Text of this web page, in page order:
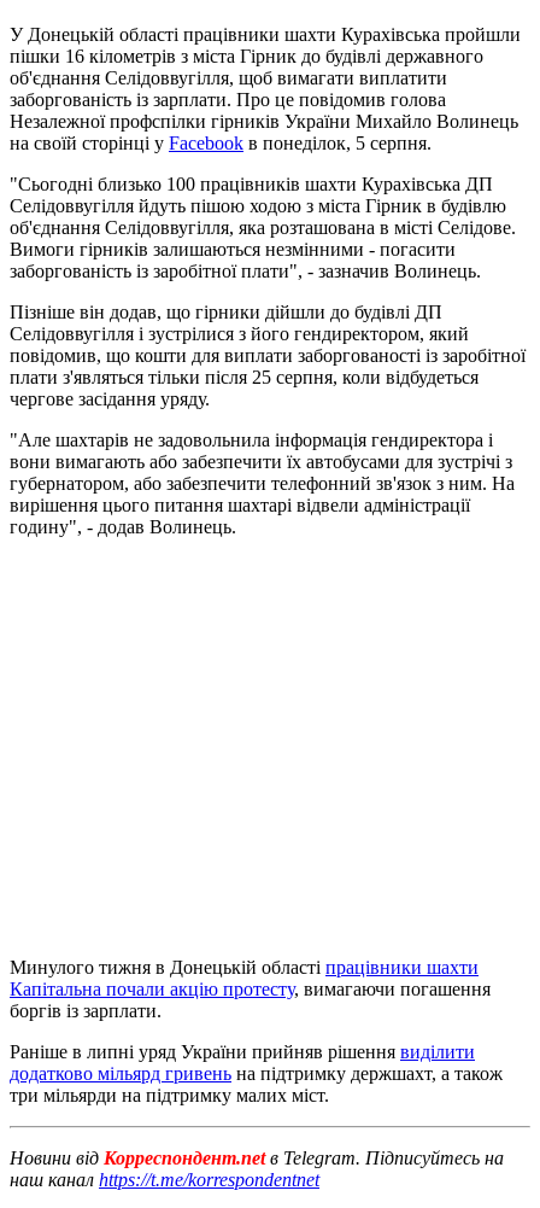
У Донецькій області працівники шахти Курахівська пройшли
пішки 16 кілометрів з міста Гірник до будівлі державного
об'єднання Селідоввугілля, щоб вимагати виплатити
заборгованість із зарплати. Про це повідомив голова
Незалежної профспілки гірників України Михайло Волинець
на своїй сторінці у Facebook в понеділок, 5 серпня.
"Сьогодні близько 100 працівників шахти Курахівська ДП
Селідоввугілля йдуть пішою ходою з міста Гірник в будівлю
об'єднання Селідоввугілля, яка розташована в місті Селідове.
Вимоги гірників залишаються незмінними - погасити
заборгованість із заробітної плати", - зазначив Волинець.
Пізніше він додав, що гірники дійшли до будівлі ДП
Селідоввугілля і зустрілися з його гендиректором, який
повідомив, що кошти для виплати заборгованості із заробітної
плати з'являться тільки після 25 серпня, коли відбудеться
чергове засідання уряду.
"Але шахтарів не задовольнила інформація гендиректора і
вони вимагають або забезпечити їх автобусами для зустрічі з
губернатором, або забезпечити телефонний зв'язок з ним. На
вирішення цього питання шахтарі відвели адміністрації
годину", - додав Волинець.
Минулого тижня в Донецькій області працівники шахти
Капітальна почали акцію протесту, вимагаючи погашення
боргів із зарплати.
Раніше в липні уряд України прийняв рішення виділити
додатково мільярд гривень на підтримку держшахт, а також
три мільярди на підтримку малих міст.
Новини від Корреспондент.netв Telegram. Підписуйтесь на
наш канал https://t.me/korrespondentnet